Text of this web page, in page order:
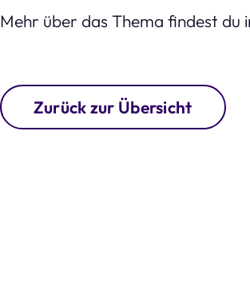
Mehr über das Thema findest du
Zurück zur Übersicht